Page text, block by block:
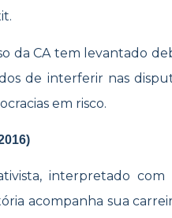
da CA tem levantado
de interferir nas
em risco.
interpretado com
acompanha sua